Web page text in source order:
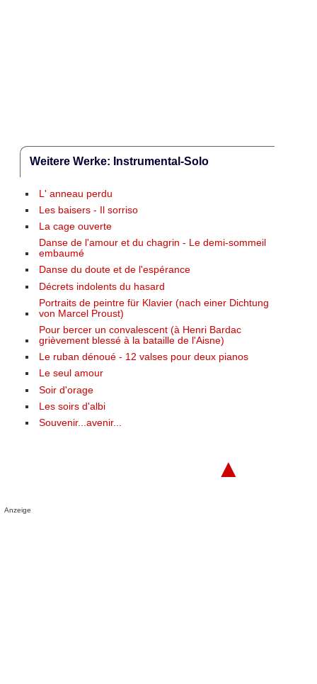
Weitere Werke: Instrumental-Solo
L' anneau perdu
Les baisers - Il sorriso
La cage ouverte
Danse de l'amour et du chagrin - Le demi-sommeil
embaumé
Danse du doute et de l'espérance
Décrets indolents du hasard
Portraits de peintre für Klavier (nach einer Dichtung
von Marcel Proust)
Pour bercer un convalescent (à Henri Bardac
grièvement blessé à la bataille de l'Aisne)
Le ruban dénoué - 12 valses pour deux pianos
Le seul amour
Soir d'orage
Les soirs d'albi
Souvenir...avenir...
▲
Anzeige